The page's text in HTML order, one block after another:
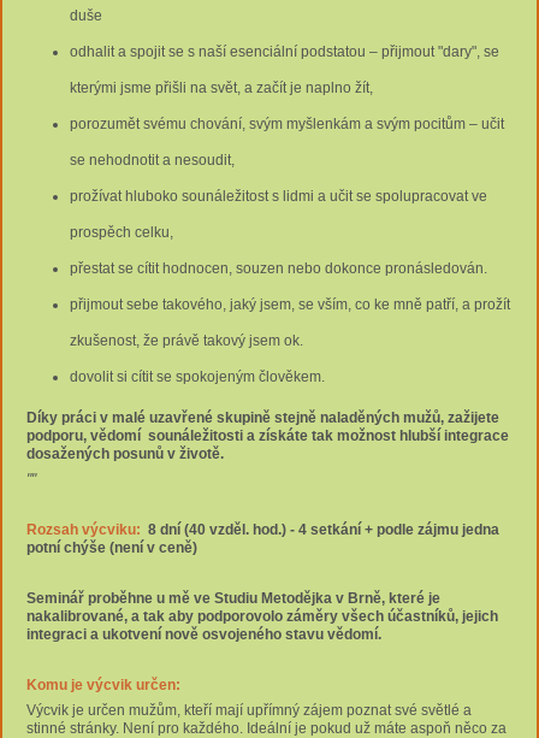
duše
odhalit a spojit se s naší esenciální podstatou – přijmout "dary", se
kterými jsme přišli na svět, a začít je naplno žít,
porozumět svému chování, svým myšlenkám a svým pocitům – učit
se nehodnotit a nesoudit,
prožívat hluboko sounáležitost s lidmi a učit se spolupracovat ve
prospěch celku,
přestat se cítit hodnocen, souzen nebo dokonce pronásledován.
přijmout sebe takového, jaký jsem, se vším, co ke mně patří, a prožít
zkušenost, že právě takový jsem ok.
dovolit si cítit se spokojeným člověkem.
Díky práci v malé uzavřené skupině stejně naladěných mužů, zažijete
podporu, vědomí sounáležitosti a získáte tak možnost hlubší integrace
dosažených posunů v životě.
""
Rozsah výcviku: 8 dní (40 vzděl. hod.) - 4 setkání + podle zájmu jedna
potní chýše (není v ceně)
Seminář proběhne u mě ve Studiu Metodějka v Brně, které je
nakalibrované, a tak aby podporovolo záměry všech účastníků, jejich
integraci a ukotvení nově osvojeného stavu vědomí.
Komu je výcvik určen:
Výcvik je určen mužům, kteří mají upřímný zájem poznat své světlé a
stinné stránky. Není pro každého. Ideální je pokud už máte aspoň něco za